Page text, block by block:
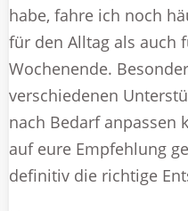
habe, fahre ich noch
für den Alltag als auch
Wochenende.
verschiedenen
nach Bedarf anpassen
auf eure Empfehlung
definitiv die richtige